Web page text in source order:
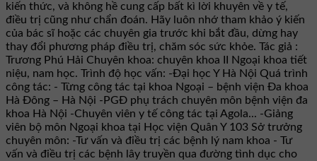
kiến thức, và không hề cung cấp bất kì lời khuyên về y tế,
điều trị cũng như chẩn đoán. Hãy luôn nhớ tham khảo ý kiến
của bác sĩ hoặc các chuyên gia trước khi bắt đầu, dừng hay
thay đổi phương pháp điều trị, chăm sóc sức khỏe. Tác giả :
Trương Phú Hải Chuyên khoa: chuyên khoa II Ngoại khoa tiết
niệu, nam học. Trình độ học vấn: -Đại học Y Hà Nội Quá trình
công tác: - Từng công tác tại khoa Ngoại – bệnh viện Đa khoa
Hà Đông – Hà Nội -PGĐ phụ trách chuyên môn bệnh viện đa
khoa Hà Nội -Chuyên viên y tế công tác tại Agola... -Giảng
viên bộ môn Ngoại khoa tại Học viện Quân Y 103 Sở trưởng
chuyên môn: -Tư vấn và điều trị các bệnh lý nam khoa - Tư
vấn và điều trị các bệnh lây truyền qua đường tình dục cho